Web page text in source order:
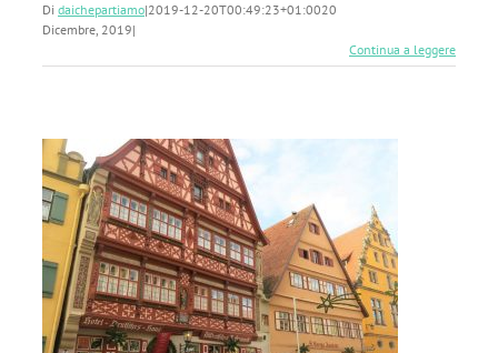
Di daichepartiamo|2019-12-20T00:49:23+01:0020
Dicembre, 2019|
Continua a leggere